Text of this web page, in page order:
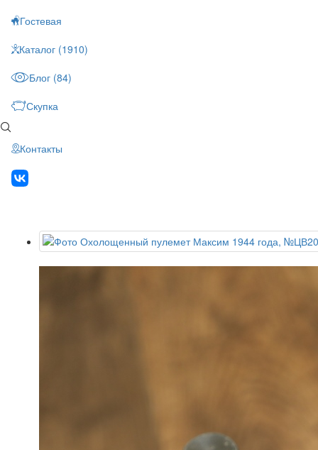
Гостевая
Каталог (1910)
Блог (84)
Скупка
Контакты